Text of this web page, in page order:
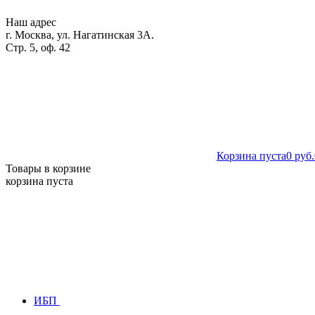
Наш адрес
г. Москва, ул. Нагатинская 3А.
Стр. 5, оф. 42
Корзина пуста0 руб.
Товары в корзине
корзина пуста
ИБП